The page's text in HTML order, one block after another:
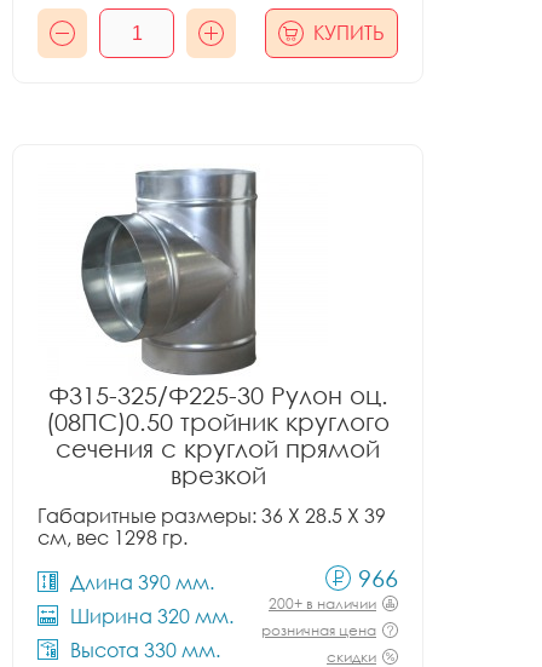
КУПИТЬ
Ф315-325/Ф225-30 Рулон оц.
(08ПС)0.50 тройник круглого
сечения с круглой прямой
врезкой
Габаритные размеры: 36 X 28.5 X 39
см, вес 1298 гр.
Длина 390 мм.
Ширина 320 мм.
Высота 330 мм.
966
200+ в наличии
розничная цена
скидки